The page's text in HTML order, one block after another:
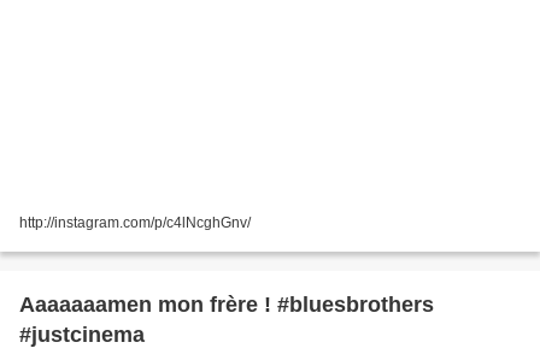
http://instagram.com/p/c4lNcghGnv/
Aaaaaaamen mon frère ! #bluesbrothers
#justcinema